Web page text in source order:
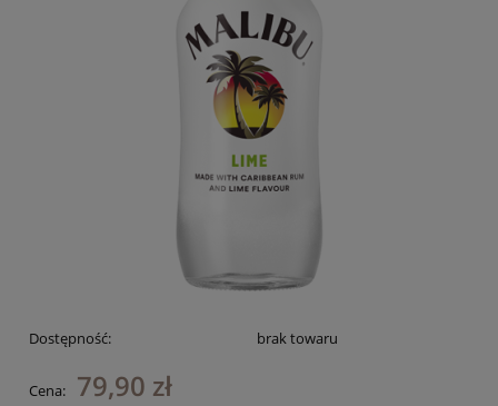
Dostępność: brak towaru
Cena: 79,90 zł